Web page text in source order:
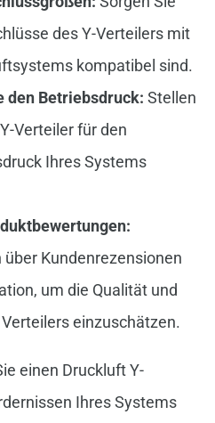
des Y-Verteilers mit
kompatibel sind.
den Betriebsdruck: Stellen
Verteiler für den
Ihres Systems
Kundenrezensionen
um die Qualität und
einzuschätzen.
einen Druckluft Y-
Ihres Systems